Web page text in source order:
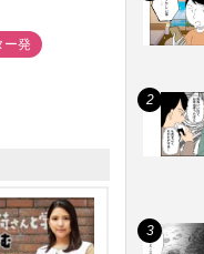
ー発